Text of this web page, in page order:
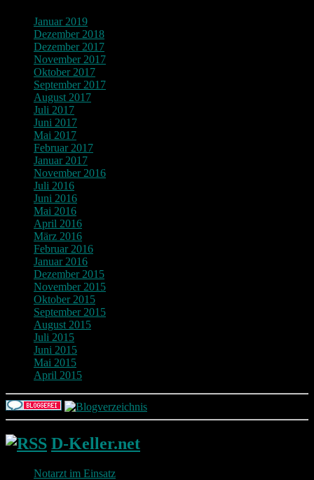
Januar 2019
Dezember 2018
Dezember 2017
November 2017
Oktober 2017
September 2017
August 2017
Juli 2017
Juni 2017
Mai 2017
Februar 2017
Januar 2017
November 2016
Juli 2016
Juni 2016
Mai 2016
April 2016
März 2016
Februar 2016
Januar 2016
Dezember 2015
November 2015
Oktober 2015
September 2015
August 2015
Juli 2015
Juni 2015
Mai 2015
April 2015
D-Keller.net
Notarzt im Einsatz